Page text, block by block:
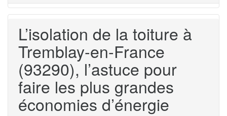
L’isolation de la toiture à
Tremblay-en-France
(93290), l’astuce pour
faire les plus grandes
économies d’énergie